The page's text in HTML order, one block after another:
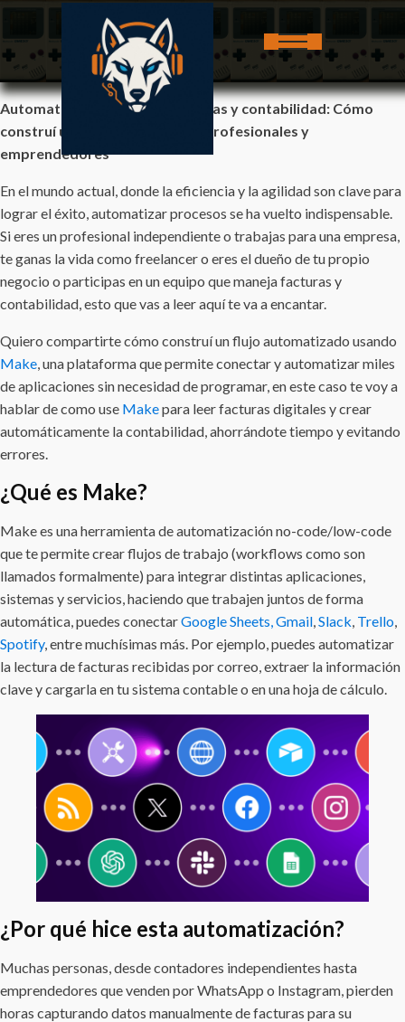
Automatiza la gestión de facturas y contabilidad: Cómo
construí un flujo en Make para profesionales y
emprendedores
En el mundo actual, donde la eficiencia y la agilidad son clave para
lograr el éxito, automatizar procesos se ha vuelto indispensable.
Si eres un profesional independiente o trabajas para una empresa,
te ganas la vida como freelancer o eres el dueño de tu propio
negocio o participas en un equipo que maneja facturas y
contabilidad, esto que vas a leer aquí te va a encantar.
Quiero compartirte cómo construí un flujo automatizado usando
Make, una plataforma que permite conectar y automatizar miles
de aplicaciones sin necesidad de programar, en este caso te voy a
hablar de como use Makepara leer facturas digitales y crear
automáticamente la contabilidad, ahorrándote tiempo y evitando
errores.
¿Qué es Make?
Make es una herramienta de automatización no-code/low-code
que te permite crear flujos de trabajo (workflows como son
llamados formalmente) para integrar distintas aplicaciones,
sistemas y servicios, haciendo que trabajen juntos de forma
automática, puedes conectarGoogle Sheets,Gmail,Slack, Trello,
Spotify, entre muchísimas más. Por ejemplo, puedes automatizar
la lectura de facturas recibidas por correo, extraer la información
clave y cargarla en tu sistema contable o en una hoja de cálculo.
¿Por qué hice esta automatización?
Muchas personas, desde contadores independientes hasta
emprendedores que venden por WhatsApp o Instagram, pierden
horas capturando datos manualmente de facturas para su